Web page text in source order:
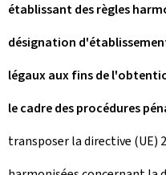
établissant des règles
désignation
légaux aux fins de
le cadre des procédures
transposer la directive (UE)